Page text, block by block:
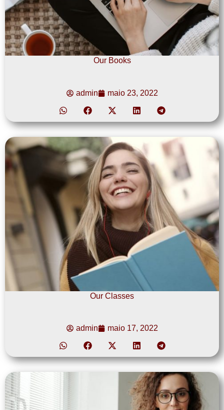
Our Books
admin maio 23, 2022
Our Classes
admin maio 17, 2022